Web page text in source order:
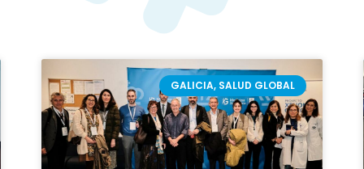
GALICIA, SALUD GLOBAL